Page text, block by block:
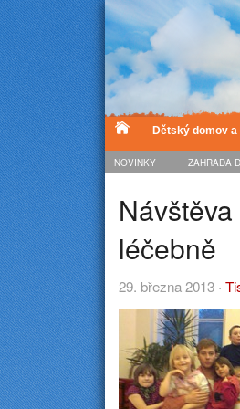
Dětský domov
NOVINKY ZAHRADA
léčebně
29. března 2013 ·